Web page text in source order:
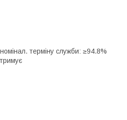
терміну служби: ≥94.8%